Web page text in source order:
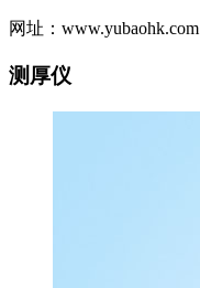
网址：www.yubaohk.com
测厚仪